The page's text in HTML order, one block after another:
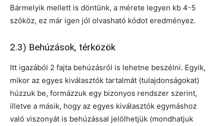
Bármelyik mellett is döntünk, a mérete legyen kb 4-5
szóköz, ez már igen jól olvasható kódot eredményez.
2.3) Behúzások, térközök
Itt igazából 2 fajta behúzásról is lehetne beszélni. Egyik,
mikor az egyes kiválasztók tartalmát (tulajdonságokat)
húzzuk be, formázzuk egy bizonyos rendszer szerint,
illetve a másik, hogy az egyes kiválasztók egymáshoz
való viszonyát is behúzással jelölhetjük (mondhatjuk